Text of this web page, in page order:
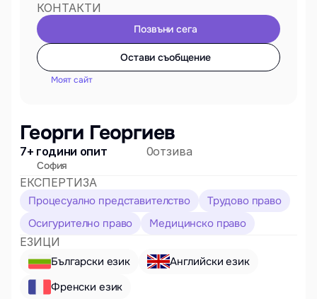
КОНТАКТИ
Позвъни сега
Остави съобщение
Моят сайт
Георги Георгиев
7+ години опит 0отзива
София
ЕКСПЕРТИЗА
Процесуално представителство
Трудово право
Осигурително право
Медицинско право
ЕЗИЦИ
Български език
Английски език
Френски език